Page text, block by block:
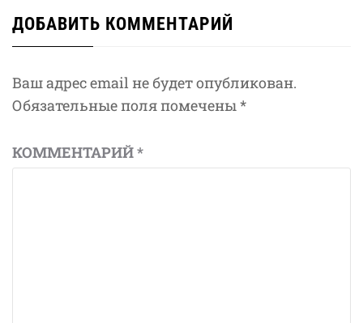
ДОБАВИТЬ КОММЕНТАРИЙ
Ваш адрес email не будет опубликован.
Обязательные поля помечены *
КОММЕНТАРИЙ*